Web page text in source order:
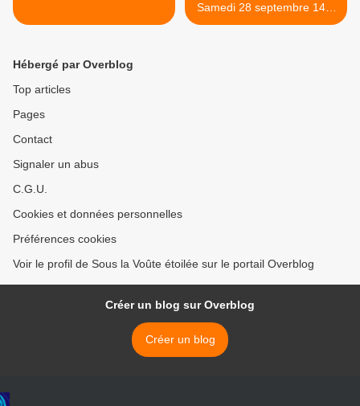
Samedi 28 septembre 14h.
>
Hébergé par Overblog
Top articles
Pages
Contact
Signaler un abus
C.G.U.
Cookies et données personnelles
Préférences cookies
Voir le profil de Sous la Voûte étoilée sur le portail Overblog
Créer un blog sur Overblog
Créer un blog